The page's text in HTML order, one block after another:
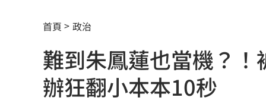
網友曬截圖控女友曾當小三 姜厚任回
不滿長期被碎念 尪抓狂揮金屬拐杖殺
周曉涵台語笑瘋全網 陳亞蘭放棄教學
首頁 政治
難到朱鳳蓮也當機？
辦狂翻小本本10秒